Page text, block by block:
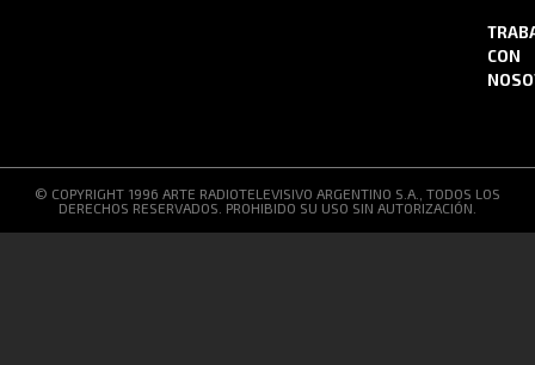
CON
© COPYRIGHT 1996 ARTE RADIOTELEVISIVO ARGENTINO S.A., TODOS LOS
DERECHOS RESERVADOS. PROHIBIDO SU USO SIN AUTORIZACIÓN.